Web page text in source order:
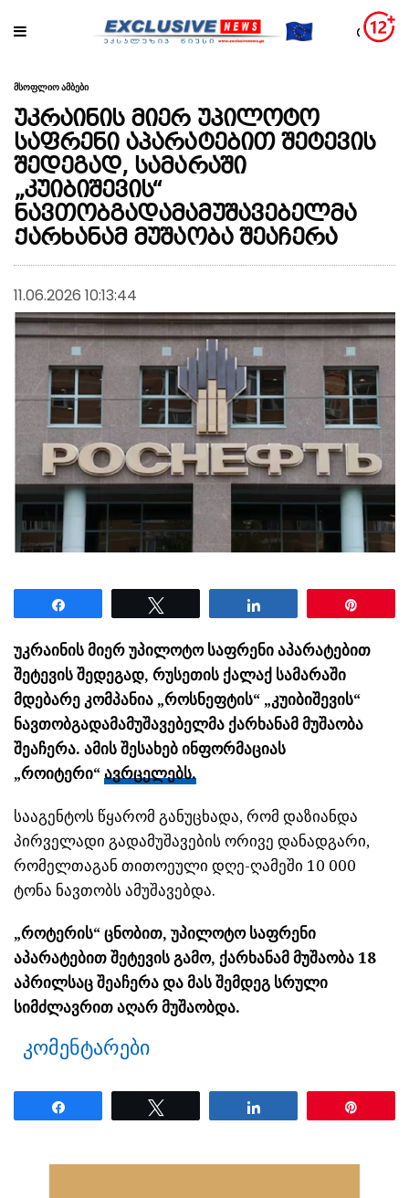
მსოფლიო ამბები
უკრაინის მიერ უპილოტო
საფრენი აპარატებით შეტევის
შედეგად, სამარაში
„კუიბიშევის“
ნავთობგადამამუშავებელმა
ქარხანამ მუშაობა შეაჩერა
11.06.2026 10:13:44
უკრაინის მიერ უპილოტო საფრენი აპარატებით
შეტევის შედეგად, რუსეთის ქალაქ სამარაში
მდებარე კომპანია „როსნეფტის“ „კუიბიშევის“
ნავთობგადამამუშავებელმა ქარხანამ მუშაობა
შეაჩერა. ამის შესახებ ინფორმაციას
„როიტერი“ ავრცელებს.
სააგენტოს წყარომ განუცხადა, რომ დაზიანდა
პირველადი გადამუშავების ორივე დანადგარი,
რომელთაგან თითოეული დღე-ღამეში 10 000
ტონა ნავთობს ამუშავებდა.
„როტერის“ ცნობით, უპილოტო საფრენი
აპარატებით შეტევის გამო, ქარხანამ მუშაობა 18
აპრილსაც შეაჩერა და მას შემდეგ სრული
სიმძლავრით აღარ მუშაობდა.
კომენტარები